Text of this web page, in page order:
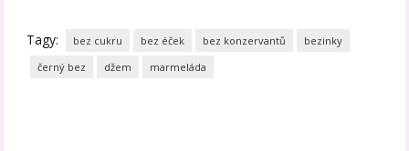
Tagy: bez cukru bez éček bez konzervantů
bezinky
černý bez
džem marmeláda